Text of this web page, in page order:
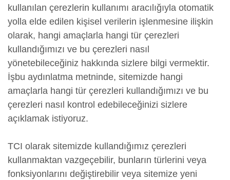
kullanılan çerezlerin kullanımı aracılığıyla otomatik
yolla elde edilen kişisel verilerin işlenmesine ilişkin
olarak, hangi amaçlarla hangi tür çerezleri
kullandığımızı ve bu çerezleri nasıl
yönetebileceğiniz hakkında sizlere bilgi vermektir.
İşbu aydınlatma metninde, sitemizde hangi
amaçlarla hangi tür çerezleri kullandığımızı ve bu
çerezleri nasıl kontrol edebileceğinizi sizlere
açıklamak istiyoruz.
TCI olarak sitemizde kullandığımız çerezleri
kullanmaktan vazgeçebilir, bunların türlerini veya
fonksiyonlarını değiştirebilir veya sitemize yeni